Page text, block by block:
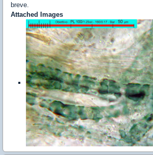
breve.
Attached Images